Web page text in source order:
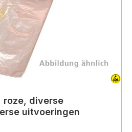
roze, diverse
uitvoeringen